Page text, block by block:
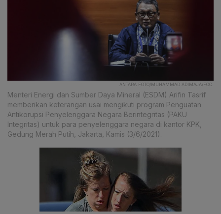
ANTARA FOTO/MUHAMMAD ADIMAJA/FOC.
Menteri Energi dan Sumber Daya Mineral (ESDM) Arifin Tasrif
memberikan keterangan usai mengikuti program Penguatan
Antikorupsi Penyelenggara Negara Berintegritas (PAKU
Integritas) untuk para penyelenggara negara di kantor KPK,
Gedung Merah Putih, Jakarta, Kamis (3/6/2021).